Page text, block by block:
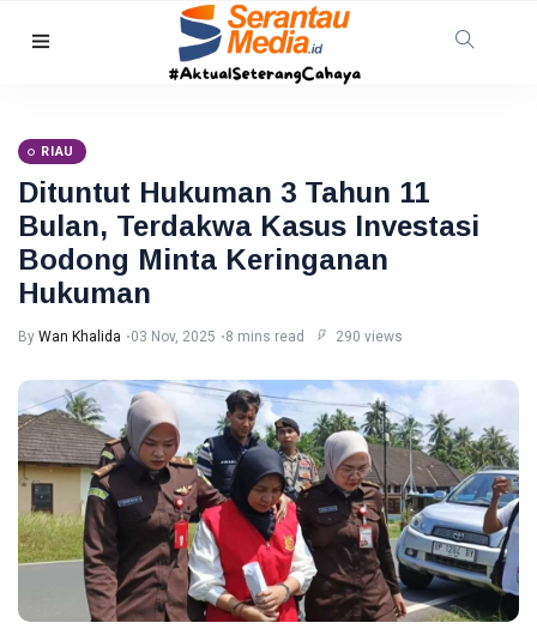
Diduga
Bacok
Perempuan
hingga
Tewas di
Pekanbaru
Aug,
2026
views
INDRAGIRI
HILIR
Kemunculan
Muara Bikin
Warga Desa
Undan
Berhasil
Menangkap
RIAU
Sekda
Riau
Apresiasi
Dukungan
Plt
Gubernur
Usai Riau
Masuk
07
Aug,
2026
11
views
TANJUNGPINANG
RIAU
Dituntut Hukuman 3 Tahun 11
Bulan, Terdakwa Kasus Investasi
Bodong Minta Keringanan
Hukuman
By Wan Khalida 03 Nov, 2025 8 mins read 290 views